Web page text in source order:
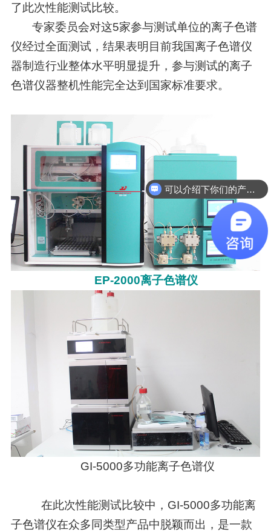
了此次性能测试比较。
专家委员会对这5家参与测试单位的离子色谱
仪经过全面测试，结果表明目前我国离子色谱仪
器制造行业整体水平明显提升，参与测试的离子
色谱仪器整机性能完全达到国家标准要求。
EP-2000离子色谱仪
GI-5000多功能离子色谱仪
在此次性能测试比较中，GI-5000多功能离
子色谱仪在众多同类型产品中脱颖而出，是一款
可以介绍下你们的产品么